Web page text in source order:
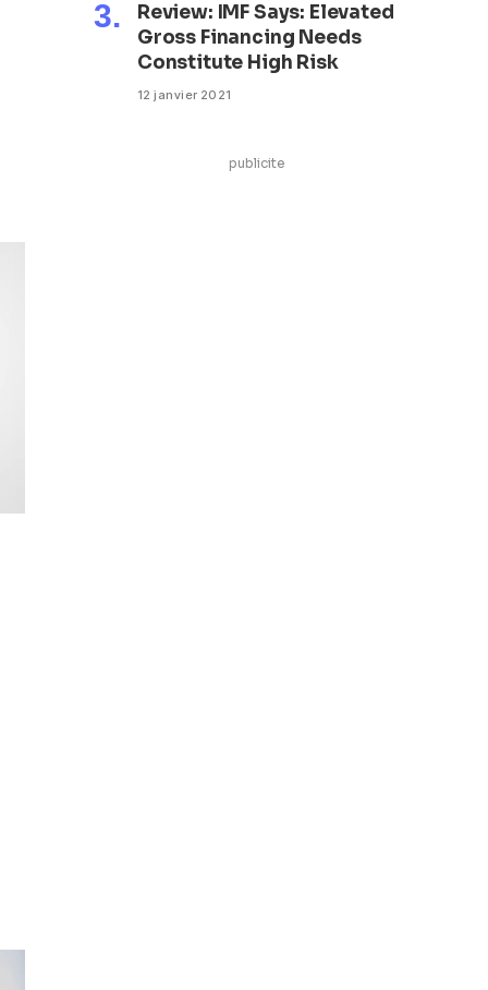
Review: IMF Says: Elevated
Gross Financing Needs
Constitute High Risk
12 janvier 2021
publicite